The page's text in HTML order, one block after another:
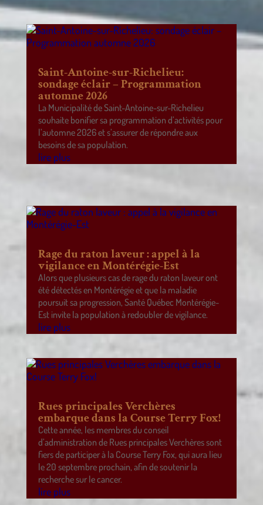
Saint-Antoine-sur-Richelieu:
sondage éclair – Programmation
automne 2026
La Municipalité de Saint-Antoine-sur-Richelieu
souhaite bonifier sa programmation d’activités pour
l’automne 2026 et s’assurer de répondre aux
besoins de sa population.
lire plus
Rage du raton laveur : appel à la
vigilance en Montérégie-Est
Alors que plusieurs cas de rage du raton laveur ont
été détectés en Montérégie et que la maladie
poursuit sa progression, Santé Québec Montérégie-
Est invite la population à redoubler de vigilance.
lire plus
Rues principales Verchères
embarque dans la Course Terry Fox!
Cette année, les membres du conseil
d’administration de Rues principales Verchères sont
fiers de participer à la Course Terry Fox, qui aura lieu
le 20 septembre prochain, afin de soutenir la
recherche sur le cancer.
lire plus